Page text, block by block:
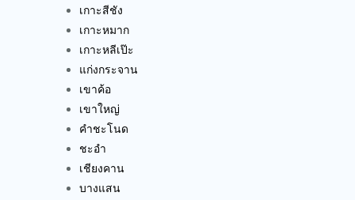
เกาะสีชัง
เกาะหมาก
เกาะหลีเป๊ะ
แก่งกระจาน
เขาค้อ
เขาใหญ่
คำชะโนด
ชะอำ
เชียงคาน
บางแสน